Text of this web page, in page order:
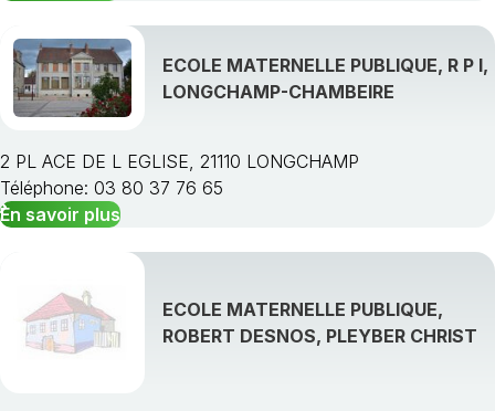
ECOLE MATERNELLE PUBLIQUE, R P I,
LONGCHAMP-CHAMBEIRE
2 PL ACE DE L EGLISE, 21110 LONGCHAMP
Téléphone: 03 80 37 76 65
En savoir plus
ECOLE MATERNELLE PUBLIQUE,
ROBERT DESNOS, PLEYBER CHRIST